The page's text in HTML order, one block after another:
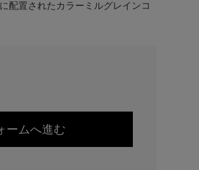
配置されたカラーミルグレインコ
ームへ進む